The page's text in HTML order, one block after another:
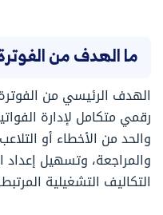
ما الهدف من
الهدف الرئيسي من
رقمي متكامل لإدارة
والحد من الأخطاء أو
والمراجعة، وتسهيل إعداد
التكاليف التشغيلية